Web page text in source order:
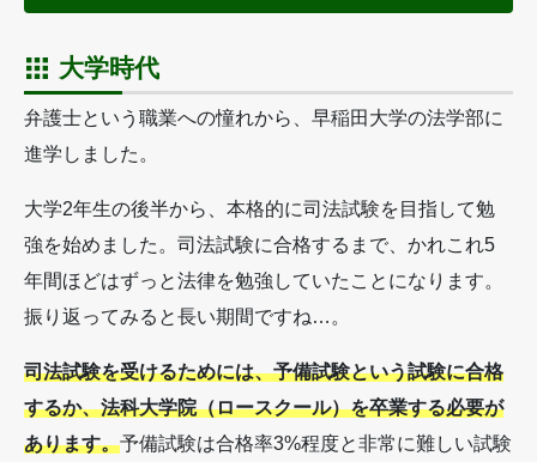
大学時代
弁護士という職業への憧れから、早稲田大学の法学部に
進学しました。
大学2年生の後半から、本格的に司法試験を目指して勉
強を始めました。司法試験に合格するまで、かれこれ5
年間ほどはずっと法律を勉強していたことになります。
振り返ってみると長い期間ですね…。
司法試験を受けるためには、予備試験という試験に合格
するか、法科大学院（ロースクール）を卒業する必要が
あります。予備試験は合格率3%程度と非常に難しい試験